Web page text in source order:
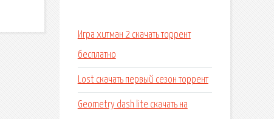
Игра хитман 2 скачать торрент
бесплатно
Lost скачать первый сезон торрент
Geometry dash lite скачать на